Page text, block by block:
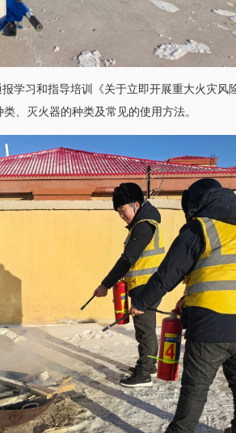
学习和指导培训《关于立即开展重大火灾风
、灭火器的种类及常见的使用方法。